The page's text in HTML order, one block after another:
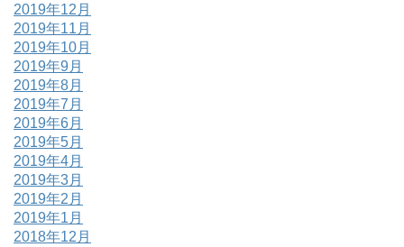
2019年12月
2019年11月
2019年10月
2019年9月
2019年8月
2019年7月
2019年6月
2019年5月
2019年4月
2019年3月
2019年2月
2019年1月
2018年12月